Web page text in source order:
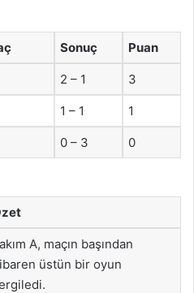
Sonuç Puan
2 – 1 3
1 – 1 1
0 – 3 0
A, maçın başından
üstün bir oyun